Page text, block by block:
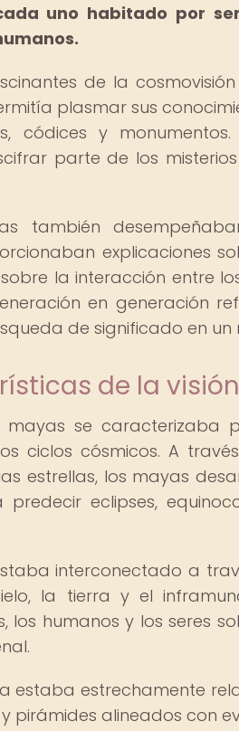
uno habitado por
de la
plasmar sus
códices y
parte de los
también
explicaciones
la interacción entre
en generación
de significado en un
de la
mayas se caracterizaba
ciclos cósmicos. A
estrellas, los mayas
eclipses,
interconectado a
la tierra y el
los humanos y los seres
estaba estrechamente
pirámides alineados con